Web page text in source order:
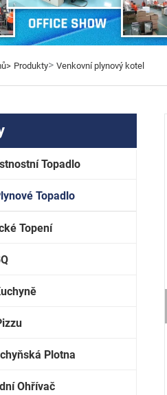
Produkty> Venkovní plynový kotel
Topadlo
Topadlo
Topení
Plotna
Ohřívač